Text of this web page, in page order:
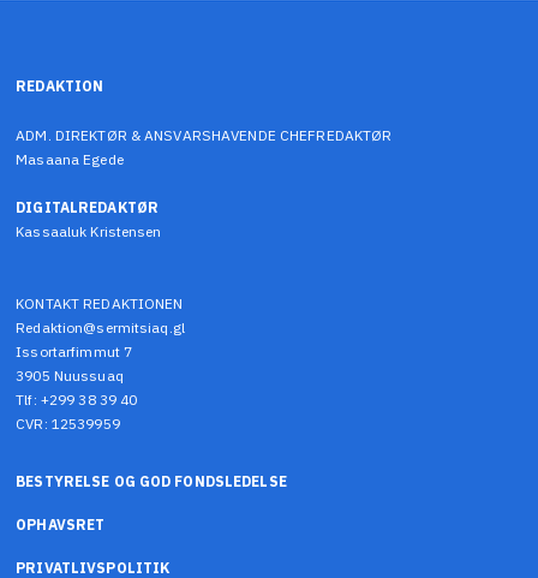
REDAKTION
ADM. DIREKTØR & ANSVARSHAVENDE CHEFREDAKTØR
Masaana Egede
DIGITALREDAKTØR
Kassaaluk Kristensen
KONTAKT REDAKTIONEN
Redaktion@sermitsiaq.gl
Issortarfimmut 7
3905 Nuussuaq
Tlf: +299 38 39 40
CVR: 12539959
BESTYRELSE OG GOD FONDSLEDELSE
OPHAVSRET
PRIVATLIVSPOLITIK